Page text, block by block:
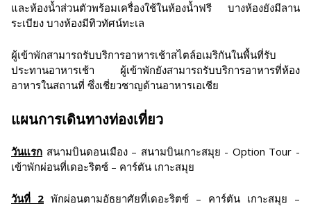
และห้องน้ำส่วนตัวพร้อมเครื่องใช้ในห้องน้ำฟรี บางห้องยังมีลาน
ระเบียง บางห้องมีทิวทัศน์ทะเล
ผู้เข้าพักสามารถรับบริการอาหารเช้าสไตล์อเมริกันในพื้นที่รับ
ประทานอาหารเช้า ผู้เข้าพักยังสามารถรับบริการอาหารที่ห้อง
อาหารในสถานที่ ซึ่งเชี่ยวชาญด้านอาหารเอเชีย
แผนการเดินทางท่องเที่ยว
วันแรก สนามบินดอนเมือง – สนามบินเกาะสมุย - Option Tour -
เข้าพักผ่อนที่เดอะริตซ์ – คาร์ตัน เกาะสมุย
วันที่ 2 พักผ่อนตามอัธยาศัยที่เดอะริตซ์ – คาร์ตัน เกาะสมุย –